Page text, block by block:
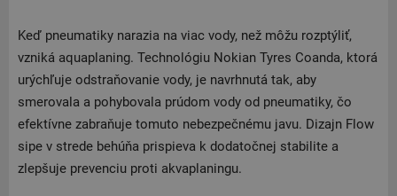
Keď pneumatiky narazia na viac vody, než môžu rozptýliť,
vzniká aquaplaning. Technológiu Nokian Tyres Coanda, ktorá
urýchľuje odstraňovanie vody, je navrhnutá tak, aby
smerovala a pohybovala prúdom vody od pneumatiky, čo
efektívne zabraňuje tomuto nebezpečnému javu. Dizajn Flow
sipe v strede behúňa prispieva k dodatočnej stabilite a
zlepšuje prevenciu proti akvaplaningu.